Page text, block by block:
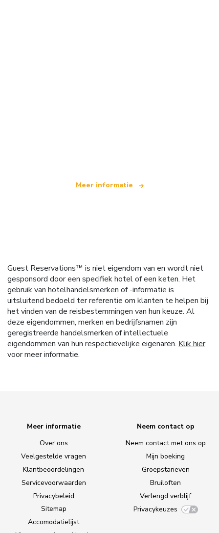
Meer informatie
Guest Reservations™ is niet eigendom van en wordt niet
gesponsord door een specifiek hotel of een keten. Het
gebruik van hotelhandelsmerken of -informatie is
uitsluitend bedoeld ter referentie om klanten te helpen bij
het vinden van de reisbestemmingen van hun keuze. Al
deze eigendommen, merken en bedrijfsnamen zijn
geregistreerde handelsmerken of intellectuele
eigendommen van hun respectievelijke eigenaren. Klik hier
voor meer informatie.
Meer informatie
Over ons
Veelgestelde vragen
Klantbeoordelingen
Servicevoorwaarden
Privacybeleid
Sitemap
Accomodatielijst
Neem contact op
Neem contact met ons op
Mijn boeking
Groepstarieven
Bruiloften
Verlengd verblijf
Privacykeuzes